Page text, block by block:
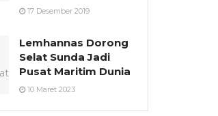
17 Desember 2019
Lemhannas Dorong
Selat Sunda Jadi
Pusat Maritim Dunia
10 Maret 2023